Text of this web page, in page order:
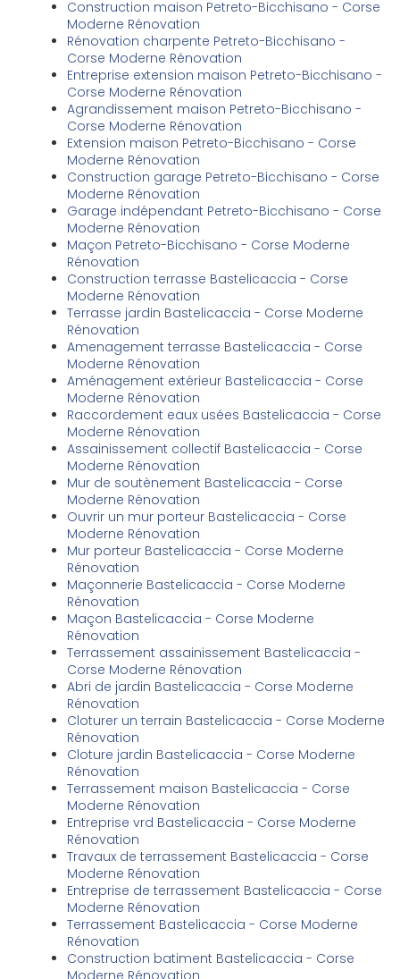
Construction maison Petreto-Bicchisano - Corse
Moderne Rénovation
Rénovation charpente Petreto-Bicchisano -
Corse Moderne Rénovation
Entreprise extension maison Petreto-Bicchisano -
Corse Moderne Rénovation
Agrandissement maison Petreto-Bicchisano -
Corse Moderne Rénovation
Extension maison Petreto-Bicchisano - Corse
Moderne Rénovation
Construction garage Petreto-Bicchisano - Corse
Moderne Rénovation
Garage indépendant Petreto-Bicchisano - Corse
Moderne Rénovation
Maçon Petreto-Bicchisano - Corse Moderne
Rénovation
Construction terrasse Bastelicaccia - Corse
Moderne Rénovation
Terrasse jardin Bastelicaccia - Corse Moderne
Rénovation
Amenagement terrasse Bastelicaccia - Corse
Moderne Rénovation
Aménagement extérieur Bastelicaccia - Corse
Moderne Rénovation
Raccordement eaux usées Bastelicaccia - Corse
Moderne Rénovation
Assainissement collectif Bastelicaccia - Corse
Moderne Rénovation
Mur de soutènement Bastelicaccia - Corse
Moderne Rénovation
Ouvrir un mur porteur Bastelicaccia - Corse
Moderne Rénovation
Mur porteur Bastelicaccia - Corse Moderne
Rénovation
Maçonnerie Bastelicaccia - Corse Moderne
Rénovation
Maçon Bastelicaccia - Corse Moderne
Rénovation
Terrassement assainissement Bastelicaccia -
Corse Moderne Rénovation
Abri de jardin Bastelicaccia - Corse Moderne
Rénovation
Cloturer un terrain Bastelicaccia - Corse Moderne
Rénovation
Cloture jardin Bastelicaccia - Corse Moderne
Rénovation
Terrassement maison Bastelicaccia - Corse
Moderne Rénovation
Entreprise vrd Bastelicaccia - Corse Moderne
Rénovation
Travaux de terrassement Bastelicaccia - Corse
Moderne Rénovation
Entreprise de terrassement Bastelicaccia - Corse
Moderne Rénovation
Terrassement Bastelicaccia - Corse Moderne
Rénovation
Construction batiment Bastelicaccia - Corse
Moderne Rénovation